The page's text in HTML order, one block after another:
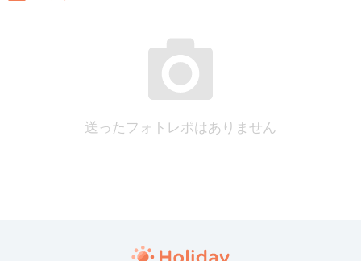
送ったフォトレポはありません